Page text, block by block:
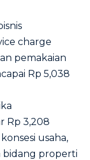
charge
pemakaian
Rp 5,038
Rp 3,208
usaha,
bidang properti